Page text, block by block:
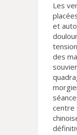
Les
et
des
centre